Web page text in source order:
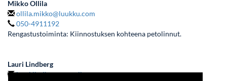
Mikko Ollila
ollila.mikko@luukku.com
050-4911192
Rengastustoiminta: Kiinnostuksen kohteena petolinnut.
Lauri Lindberg
lauri.lindberg@gmail.com